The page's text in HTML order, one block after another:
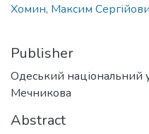
Хомин, Максим
Publisher
Одеський національний
Мечникова
Abstract